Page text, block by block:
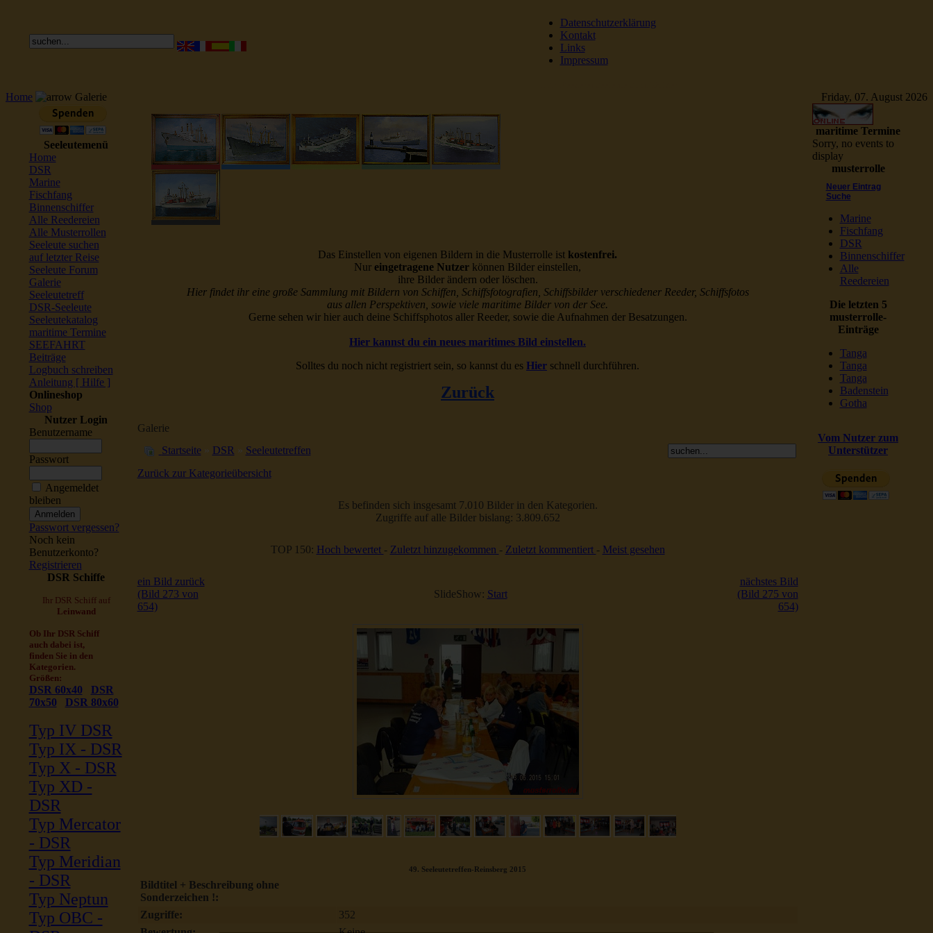
Datenschutzerklärung
Kontakt
Links
Impressum
Home Galerie Friday, 07. August 2026
Seeleutemenü
Home
DSR
Marine
Fischfang
Binnenschiffer
Alle Reedereien
Alle Musterrollen
Seeleute suchen
auf letzter Reise
Seeleute Forum
Galerie
Seeleutetreff
DSR-Seeleute
Seeleutekatalog
maritime Termine
SEEFAHRT
Beiträge
Logbuch schreiben
Anleitung [ Hilfe ]
Onlineshop
Shop
Nutzer Login
Benutzername
Passwort
Angemeldet
bleiben
Passwort vergessen?
Noch kein
Benutzerkonto?
Registrieren
DSR Schiffe
Ihr DSR Schiff auf
Leinwand
Ob Ihr DSR Schiff
auch dabei ist,
finden Sie in den
Kategorien.
Größen:
DSR 60x40
DSR
70x50
DSR 80x60
Typ IV DSR
Typ IX - DSR
Typ X - DSR
Typ XD -
DSR
Typ Mercator
- DSR
Typ Meridian
- DSR
Typ Neptun
Typ OBC -
Das Einstellen von eigenen Bildern in die Musterrolle ist kostenfrei.
Nur eingetragene Nutzer können Bilder einstellen,
ihre Bilder ändern oder löschen.
Hier findet ihr eine große Sammlung mit Bildern von Schiffen, Schiffsfotografien, Schiffsbilder verschiedener Reeder, Schiffsfotos
aus allen Perspektiven, sowie viele maritime Bilder von der See.
Gerne sehen wir hier auch deine Schiffsphotos aller Reeder, sowie die Aufnahmen der Besatzungen.
Hier kannst du ein neues maritimes Bild einstellen.
Solltes du noch nicht registriert sein, so kannst du es Hier schnell durchführen.
Zurück
Galerie
Startseite» DSR » Seeleutetreffen
Zurück zur Kategorieübersicht
Es befinden sich insgesamt 7.010 Bilder in den Kategorien.
Zugriffe auf alle Bilder bislang: 3.809.652
TOP 150: Hoch bewertet - Zuletzt hinzugekommen - Zuletzt kommentiert - Meist gesehen
ein Bild zurück
(Bild 273 von
654)
SlideShow: Start
nächstes Bild
(Bild 275 von
654)
49. Seeleutetreffen-Reinsberg 2015
Bildtitel + Beschreibung ohne
Sonderzeichen !:
Zugriffe:
352
maritime Termine
Sorry, no events to
display
musterrolle
Neuer Eintrag
Suche
Marine
Fischfang
DSR
Binnenschiffer
Alle
Reedereien
Die letzten 5
musterrolle-
Einträge
Tanga
Tanga
Tanga
Badenstein
Gotha
Vom Nutzer zum
Unterstützer